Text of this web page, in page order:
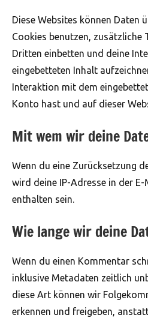
Diese Websites können Daten
Cookies benutzen, zusätzliche
Dritten einbetten und deine
eingebetteten Inhalt
Interaktion mit dem
Konto hast und auf dieser
Mit wem wir deine
Wenn du eine Zurücksetzung
wird deine IP-Adresse in der
enthalten sein.
Wie lange wir deine
Wenn du einen Kommentar
inklusive Metadaten zeitlich
diese Art können wir
erkennen und freigeben,